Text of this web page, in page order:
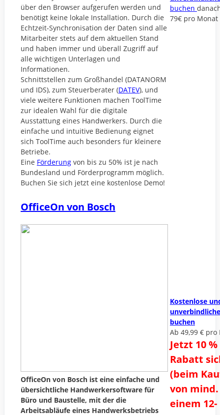
über den Browser aufgerufen werden und
benötigt keine lokale Installation. Durch die
Echtzeit-Synchronisation der Daten sind alle
Mitarbeiter stets auf dem aktuellen Stand
und haben immer und überall Zugriff auf
alle wichtigen Unterlagen und
Informationen.
Schnittstellen zum Großhandel (DATANORM
und IDS), zum Steuerberater (DATEV), und
viele weitere Funktionen machen ToolTime
zur idealen Wahl für die digitale
Ausstattung eines Handwerkers. Durch die
einfache und intuitive Bedienung eignet
sich ToolTime auch besonders für kleinere
Betriebe.
Eine Förderung von bis zu 50% ist je nach
Bundesland und Förderprogramm möglich.
Buchen Sie sich jetzt eine kostenlose Demo!
buchen
79€ pro Monat
OfficeOn von Bosch
OfficeOn von Bosch ist eine einfache und
übersichtliche Handwerkersoftware für
Büro und Baustelle, mit der die
Arbeitsabläufe eines Handwerksbetriebs
Kostenlose
buchen
Ab 49,99 € pro
Jetzt 10 %
Rabatt
(beim
von mind.
einem 12-